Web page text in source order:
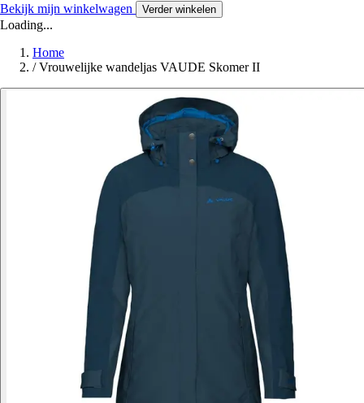
Bekijk mijn winkelwagen Verder winkelen
Loading...
Home
/ Vrouwelijke wandeljas VAUDE Skomer II